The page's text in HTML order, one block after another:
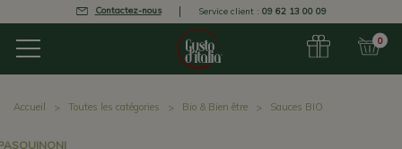
Contactez-nous Service client : 09 62 13 00 09
0
Accueil Toutes les catégories Bio & Bien être Sauces BIO